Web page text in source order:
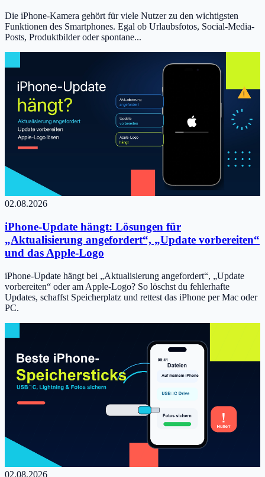
Die iPhone-Kamera gehört für viele Nutzer zu den wichtigsten
Funktionen des Smartphones. Egal ob Urlaubsfotos, Social-Media-
Posts, Produktbilder oder spontane...
02.08.2026
iPhone-Update hängt: Lösungen für
„Aktualisierung angefordert“, „Update vorbereiten“
und das Apple-Logo
iPhone-Update hängt bei „Aktualisierung angefordert“, „Update
vorbereiten“ oder am Apple-Logo? So löschst du fehlerhafte
Updates, schaffst Speicherplatz und rettest das iPhone per Mac oder
PC.
02.08.2026